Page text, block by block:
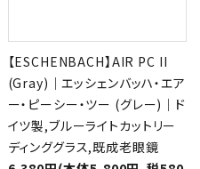
【ESCHENBACH】AIR PC II
(Gray)｜エッシェンバッハ・エア
ー・ピーシー・ツー (グレー)｜ド
イツ製,ブルーライトカットリー
ディンググラス,既成老眼鏡